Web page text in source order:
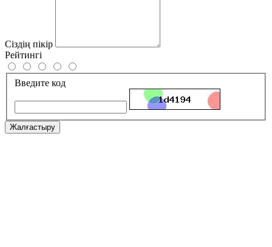
Сіздің пікір
Рейтингі
Введите код
Жалғастыру